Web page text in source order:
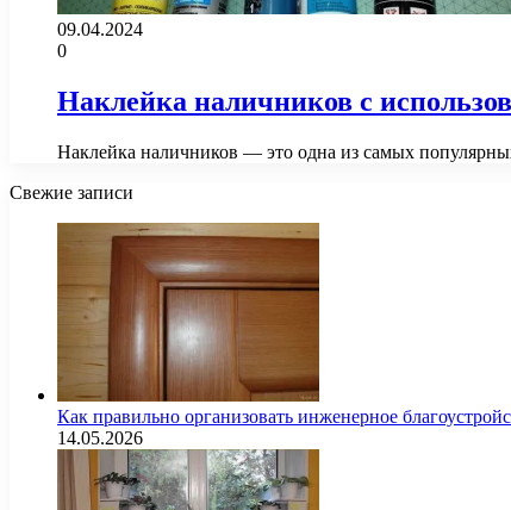
09.04.2024
0
Наклейка наличников с
Наклейка наличников — это одна из самых
Свежие записи
Как правильно организовать инженерное
14.05.2026